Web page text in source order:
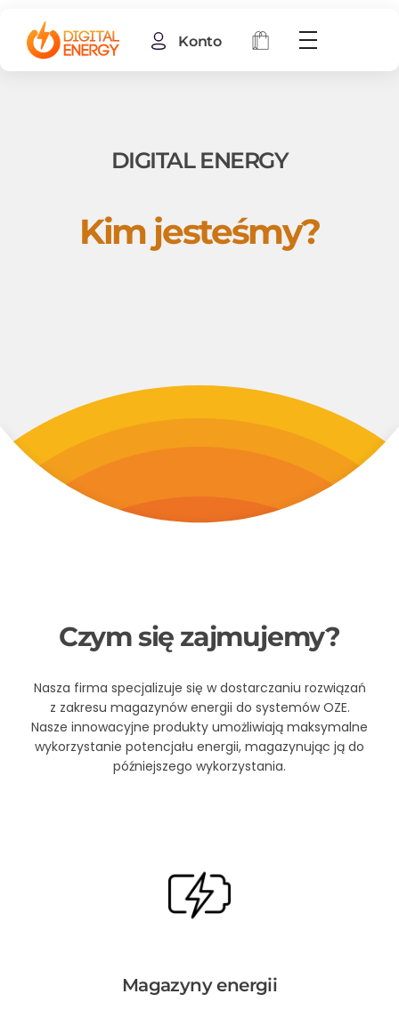
Konto
DIGITAL ENERGY
Kim jesteśmy?
Czym się zajmujemy?
Nasza firma specjalizuje się w dostarczaniu rozwiązań
z zakresu magazynów energii do systemów OZE.
Nasze innowacyjne produkty umożliwiają maksymalne
wykorzystanie potencjału energii, magazynując ją do
późniejszego wykorzystania.
Magazyny energii